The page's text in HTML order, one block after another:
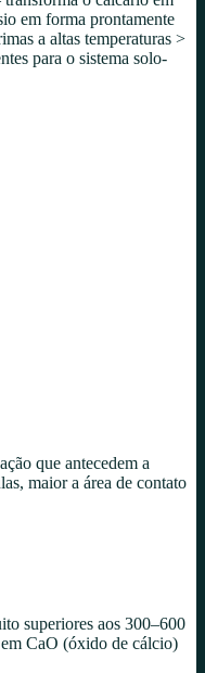
em forma prontamente
a altas temperaturas >
para o sistema solo-
que antecedem a
maior a área de contato
superiores aos 300–600
CaO (óxido de cálcio)